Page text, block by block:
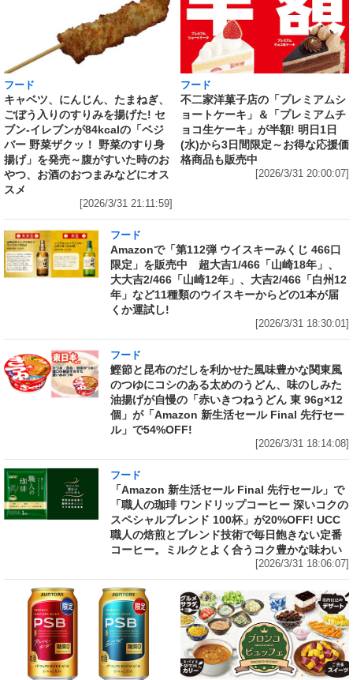
フード
キャベツ、にんじん、たまねぎ、
ごぼう入りのすりみを揚げた! セ
ブン‐イレブンが84kcalの「ベジ
バー 野菜ザクッ！ 野菜のすり身
揚げ」を発売～腹がすいた時のお
やつ、お酒のおつまみなどにオス
スメ
[2026/3/31 21:11:59]
フード
不二家洋菓子店の「プレミアムシ
ョートケーキ」＆「プレミアムチ
ョコ生ケーキ」が半額! 明日1日
(水)から3日間限定～お得な応援価
格商品も販売中
[2026/3/31 20:00:07]
フード
Amazonで「第112弾 ウイスキーみくじ 466口
限定」を販売中 超大吉1/466「山崎18年」、
大大吉2/466「山崎12年」、大吉2/466「白州12
年」など11種類のウイスキーからどの1本が届
くか運試し!
[2026/3/31 18:30:01]
フード
鰹節と昆布のだしを利かせた風味豊かな関東風
のつゆにコシのある太めのうどん、味のしみた
油揚げが自慢の「赤いきつねうどん 東 96g×12
個」が「Amazon 新生活セール Final 先行セー
ル」で54%OFF!
[2026/3/31 18:14:08]
フード
「Amazon 新生活セール Final 先行セール」で
「職人の珈琲 ワンドリップコーヒー 深いコクの
スペシャルブレンド 100杯」が20%OFF! UCC
職人の焙煎とブレンド技術で毎日飽きない定番
コーヒー。ミルクとよく合うコク豊かな味わい
[2026/3/31 18:06:07]